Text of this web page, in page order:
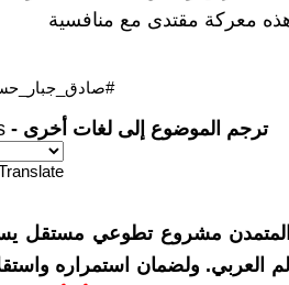
معركة مقتدى مع منافسية
ترجم الموضوع إلى لغات أخرى -
المتمدن مشروع تطوعي مستقل
العربي. ولضمان استمراره